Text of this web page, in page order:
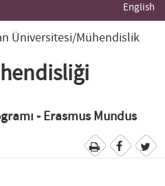
English
Üniversitesi/Mühendislik
- Erasmus Mundus